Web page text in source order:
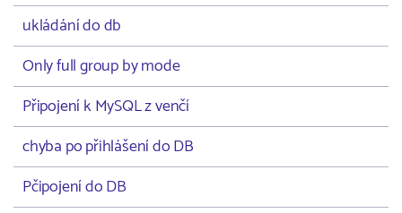
ukládání do db
Only full group by mode
Připojení k MySQL z venčí
chyba po přihlášení do DB
Pčipojení do DB